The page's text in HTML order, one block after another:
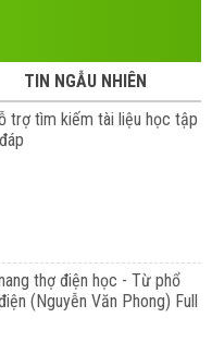
TIN NGẪU NHIÊN
trợ tìm kiếm tài liệu học tập
thợ điện học - Từ phổ
(Nguyễn Văn Phong) Full